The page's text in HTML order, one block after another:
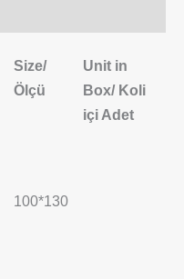
Size/
Ölçü
Unit in
Box/ Koli
içi Adet
100*130